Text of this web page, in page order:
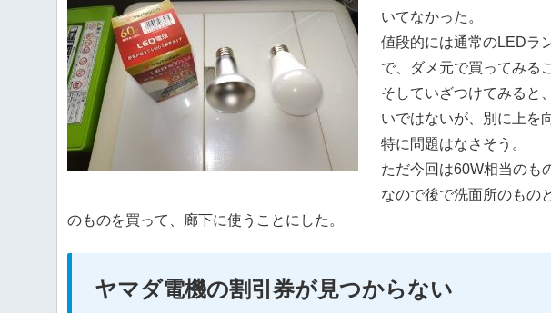
いてなかった。
値段的には通常のLEDラ
で、ダメ元で買ってみる
そしていざつけてみると
いではないが、別に上を
特に問題はなさそう。
ただ今回は60W相当のも
なので後で洗面所のもの
のものを買って、廊下に使うことにした。
ヤマダ電機の割引券が見つからない